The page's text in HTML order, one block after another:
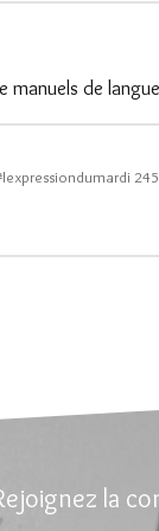
de
la